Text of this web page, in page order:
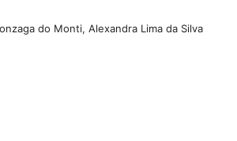
do Monti, Alexandra Lima da Silva